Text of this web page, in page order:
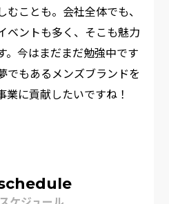
ことも。会社全体でも、
ベントも多く、そこも魅力
。今はまだまだ勉強中です
でもあるメンズブランドを
に貢献したいですね！